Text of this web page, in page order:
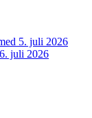
5. juli 2026
juli 2026